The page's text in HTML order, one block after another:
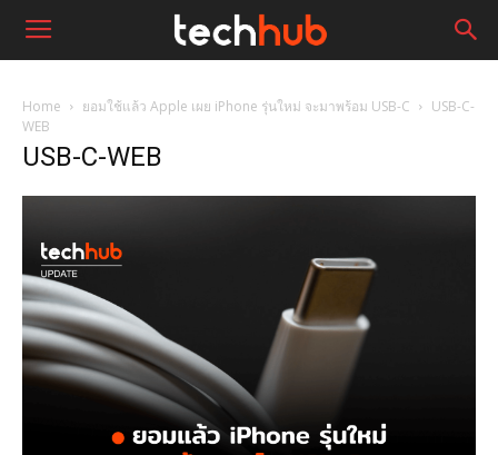
Home ยอมใช้แล้ว Apple เผย iPhone รุ่นใหม่ จะมาพร้อม USB-C
USB-C-
WEB
USB-C-WEB